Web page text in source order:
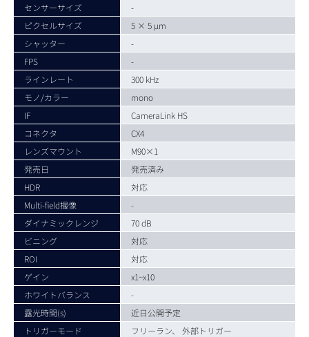
センサーサイズ
-
ピクセルサイズ
5 × 5 µm
シャッター
-
FPS
-
ラインレート
300 kHz
モノ/カラー
mono
IF
CameraLink HS
コネクタ
CX4
レンズマウント
M90×1
発売日
発売済み
HDR
対応
Multi-field撮像
-
ダイナミックレンジ
70 dB
ビニング
対応
ROI
対応
ゲイン
x1~x10
ホワイトバランス
-
露光時間(s)
近日公開予定
トリガーモード
フリーラン、 外部トリガー